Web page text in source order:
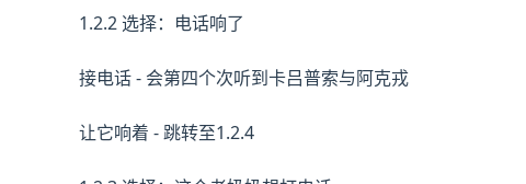
1.2.2 选择：电话响了
接电话 - 会第四个次听到卡吕普索与阿克戎
让它响着 - 跳转至1.2.4